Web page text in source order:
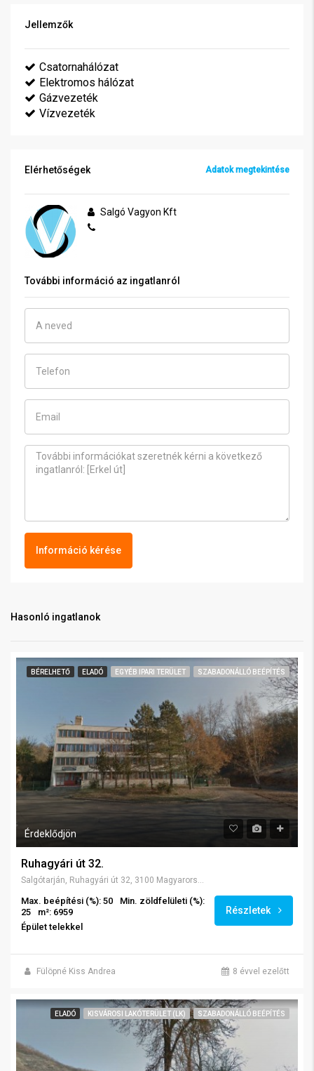
Jellemzők
Csatornahálózat
Elektromos hálózat
Gázvezeték
Vízvezeték
Elérhetőségek Adatok megtekintése
Salgó Vagyon Kft
További információ az ingatlanról
Információ kérése
Hasonló ingatlanok
BÉRELHETŐ ELADÓ EGYÉB IPARI TERÜLET SZABADONÁLLÓ BEÉPÍTÉS
Érdeklődjön
Ruhagyári út 32.
Max. beépítési (%): 50
Min. zöldfelületi (%):
25
m²: 6959
Épület telekkel
Részletek
Fülöpné Kiss Andrea 8 évvel ezelőtt
ELADÓ KISVÁROSI LAKÓTERÜLET (LK) SZABADONÁLLÓ BEÉPÍTÉS